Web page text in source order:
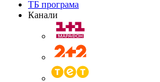
ТБ програма
Канали